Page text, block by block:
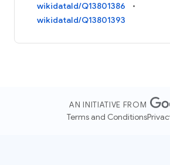
wikidataId/Q13801386
wikidataId/Q13801393
AN INITIATIVE FROM
Terms and Conditions